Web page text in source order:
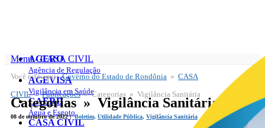
AGERO
Agência de Regulação
AGEVISA
Vigilância em Saúde
CAERD
Água e Esgoto
CASA CIVIL
Menu - CASA CIVIL
CASA CIVIL
Publicações
Você está aqui:Governo do Estado de Rondônia » CASA
CIVIL»Publicações» Categorias » Vigilância Sanitária
Categorias » Vigilância Sanitária
08 de outubro de 2022 |Boletim, Utilidade Pública, Vigilância Sanitária